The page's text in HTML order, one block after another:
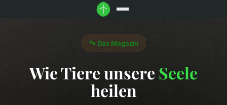
🐾 Das Magazin
Wie Tiere unsere Seele
heilen